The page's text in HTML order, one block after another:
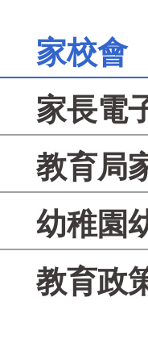
家校會
家長電
教育局
幼稚園
教育政